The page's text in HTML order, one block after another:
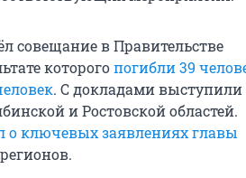
совещание в Правительстве
которогопогибли 39
. С докладами выступили
и Ростовской областей.
о ключевых заявлениях главы